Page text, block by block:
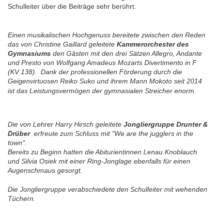
Schulleiter über die Beiträge sehr berührt.
Einen musikalischen Hochgenuss bereitete zwischen den Reden
das von Christine Gaillard geleitete Kammerorchester des
Gymnasiums den Gästen mit den drei Sätzen Allegro, Andante
und Presto von Wolfgang Amadeus Mozarts Divertimento in F
(KV 138). Dank der professionellen Förderung durch die
Geigenvirtuosen Reiko Suko und ihrem Mann Mokoto seit 2014
ist das Leistungsvermögen der gymnasialen Streicher enorm.
Die von Lehrer Harry Hirsch geleitete Jongliergruppe Drunter &
Drüber erfreute zum Schluss mit "We are the jugglers in the
town".
Bereits zu Beginn hatten die Abiturientinnen Lenau Knoblauch
und Silvia Osiek mit einer Ring-Jonglage ebenfalls für einen
Augenschmaus gesorgt.
Die Jongliergruppe verabschiedete den Schulleiter mit wehenden
Tüchern.